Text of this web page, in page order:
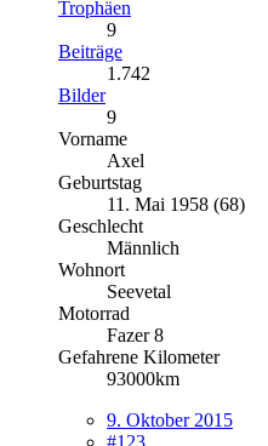
Trophäen
9
Beiträge
1.742
Bilder
9
Vorname
Axel
Geburtstag
11. Mai 1958 (68)
Geschlecht
Männlich
Wohnort
Seevetal
Motorrad
Fazer 8
Gefahrene Kilometer
93000km
9. Oktober 2015
#123